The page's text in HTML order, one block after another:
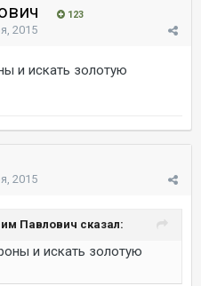
123
2015
и искать золотую
2015
Павлович сказал:
и искать золотую